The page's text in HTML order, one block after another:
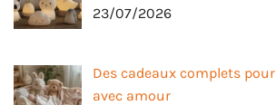
23/07/2026
Des cadeaux complets
avec amour